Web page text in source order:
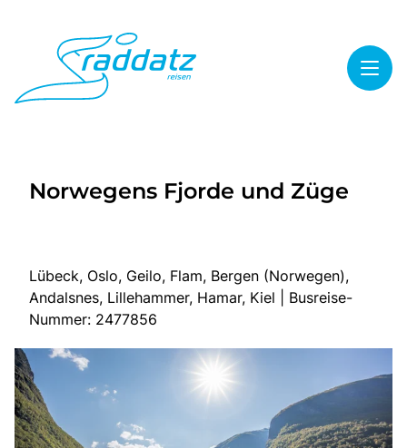
Highlights
Mehrtagesreisen
Tagesreisen
Bus anmieten
Norwegens Fjorde und Züge
Lübeck, Oslo, Geilo, Flam, Bergen (Norwegen),
Andalsnes, Lillehammer, Hamar, Kiel | Busreise-
Nummer: 2477856